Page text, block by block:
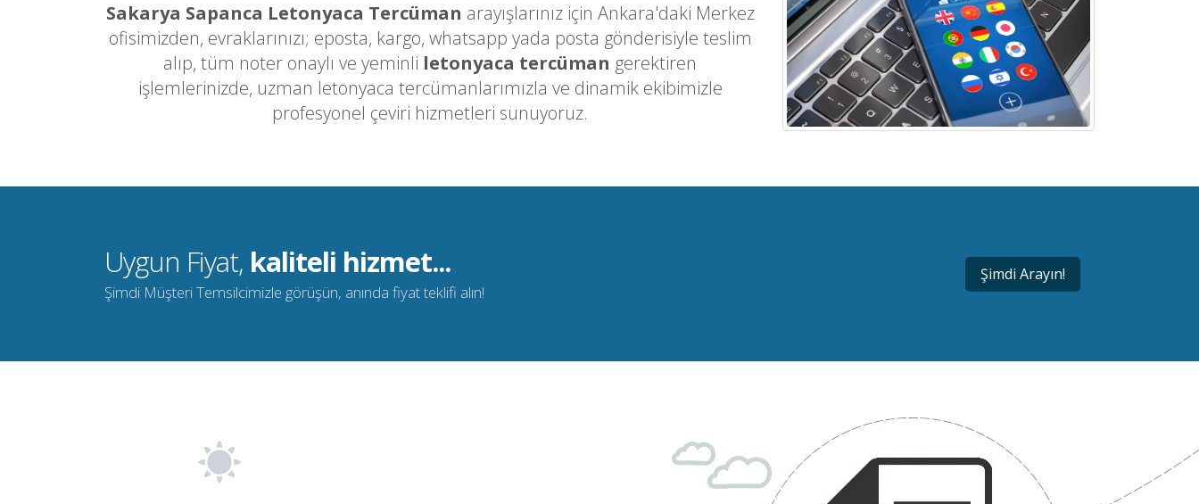
Sakarya Sapanca Letonyaca Tercüman arayışlarınız için Ankara'daki Merkez
ofisimizden, evraklarınızı; eposta, kargo, whatsapp yada posta gönderisiyle teslim
alıp, tüm noter onaylı ve yeminli letonyaca tercüman gerektiren
işlemlerinizde, uzman letonyaca tercümanlarımızla ve dinamik ekibimizle
profesyonel çeviri hizmetleri sunuyoruz.
Uygun Fiyat, kaliteli hizmet...
Şimdi Müşteri Temsilcimizle görüşün, anında fiyat teklifi alın!
Şimdi Arayın!